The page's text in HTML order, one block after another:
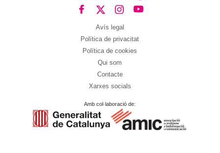
Avís legal
Política de privacitat
Política de cookies
Qui som
Contacte
Xarxes socials
Amb col·laboració de: